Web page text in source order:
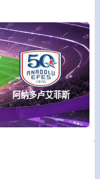
阿纳多卢艾菲斯